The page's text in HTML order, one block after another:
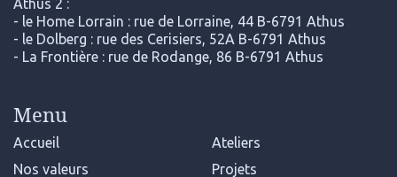
Athus 2 :
- le Home Lorrain : rue de Lorraine, 44 B-6791 Athus
- le Dolberg : rue des Cerisiers, 52A B-6791 Athus
- La Frontière : rue de Rodange, 86 B-6791 Athus
Menu
Accueil
Nos valeurs
Ateliers
Projets